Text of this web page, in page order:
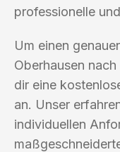
professionelle
Um einen
Oberhausen
dir eine
an. Unser
individuellen